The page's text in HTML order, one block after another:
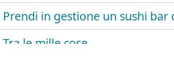
Prendi in gestione un sushi bar
Tra le mille cose